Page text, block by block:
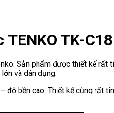
TK-
Sản phẩm được thiết kế rất
và dân dụng.
độ bền cao. Thiết kế cũng rất